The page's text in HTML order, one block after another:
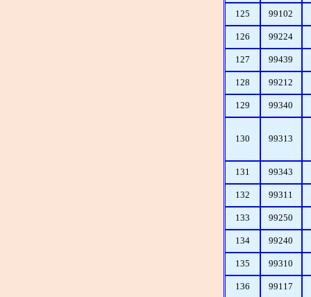
125 99102
126 99224
127 99439
128 99212
129 99340
130 99313
131 99343
132 99311
133 99250
134 99240
135 99310
136 99117